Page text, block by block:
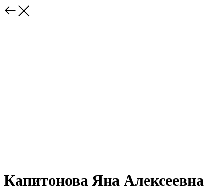
Капитонова Яна Алексеевна